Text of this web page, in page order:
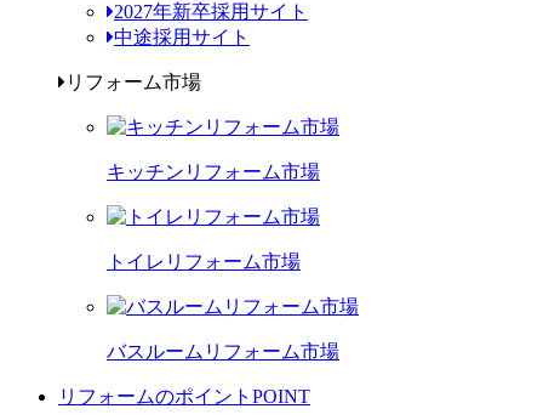
2027年新卒採用サイト
中途採用サイト
リフォーム市場
キッチンリフォーム市場
トイレリフォーム市場
バスルームリフォーム市場
リフォームのポイント POINT